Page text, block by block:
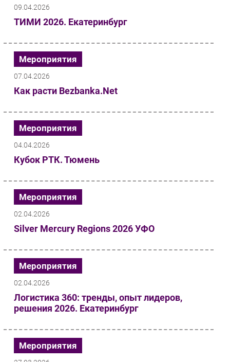
09.04.2026
ТИМИ 2026. Екатеринбург
Мероприятия
07.04.2026
Как расти Bezbanka.Net
Мероприятия
04.04.2026
Кубок РТК. Тюмень
Мероприятия
02.04.2026
Silver Mercury Regions 2026 УФО
Мероприятия
02.04.2026
Логистика 360: тренды, опыт лидеров,
решения 2026. Екатеринбург
Мероприятия